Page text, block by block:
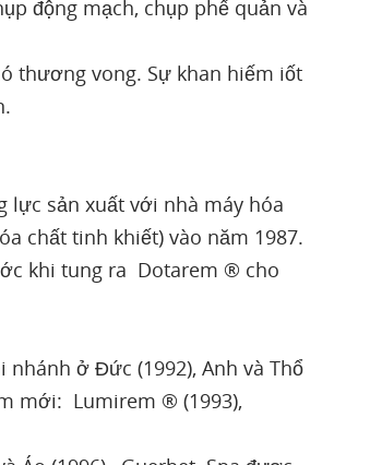
động mạch, chụp phế quản và
thương vong. Sự khan hiếm iốt
lực sản xuất với nhà máy hóa
chất tinh khiết) vào năm 1987.
khi tung ra Dotarem ® cho
ở Đức (1992), Anh và Thổ
mới: Lumirem ® (1993),